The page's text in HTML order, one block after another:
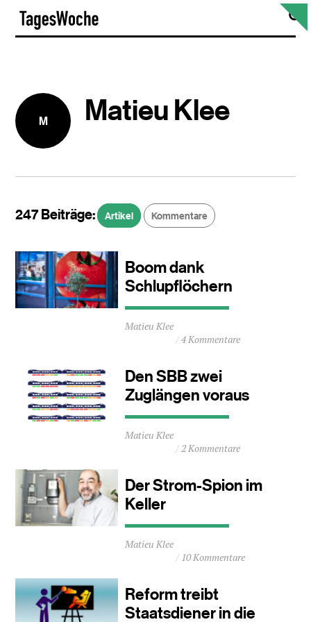
Skip
content
M Matieu Klee
247 Beiträge: Artikel Kommentare
Boom dank
Schlupflöchern
Durchschnittliche
Lesezeit
Minuten
Matieu Klee
4 Kommentare
Den SBB zwei
Zuglängen voraus
Durchschnittliche
Lesezeit
Minuten
Matieu Klee
2 Kommentare
Der Strom-Spion im
Keller
Durchschnittliche
Lesezeit
Minuten
Matieu Klee
10 Kommentare
Reform treibt
Staatsdiener in die